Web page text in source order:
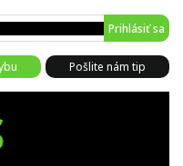
Prihlásiť sa
Pošlite nám tip